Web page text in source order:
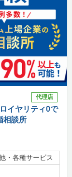
代理店
イヤリティ0で
相談所
・各種サービス